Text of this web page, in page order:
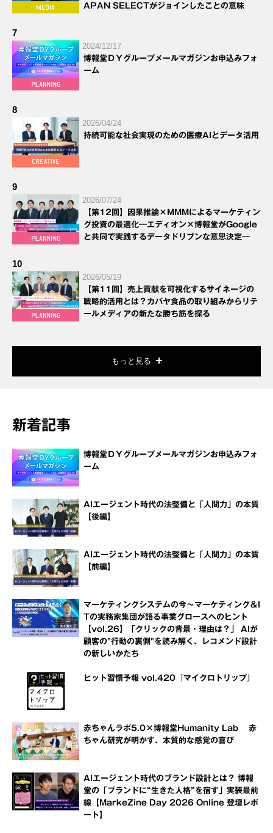
APAN SELECTがジョインしたことの意味
7
2024/12/17
博報堂ＤＹグループメールマガジンお申込みフォ
ーム
8
2026/04/24
持続可能な社会実現のための医療AIとデータ活用
9
2026/07/24
【第12回】因果推論×MMMによるマーケティン
グ投資の最適化―エディオン×博報堂がGoogle
と共同で実践するデータドリブンな意思決定―
10
2026/05/19
【第11回】売上貢献を可視化するサイネージの
戦略的活用とは？カバヤ食品の取り組みからリテ
ールメディアの新たな勝ち筋を探る
もっと見る
新着記事
博報堂ＤＹグループメールマガジンお申込みフォ
ーム
AIエージェント時代の法整備と「人間力」の本質
【後編】
AIエージェント時代の法整備と「人間力」の本質
【前編】
マーケティングシステムの今～マーケティング＆I
Tの実務家集団が語る事業グロースへのヒント
【vol.26】「クリックの背景・理由は？」 AIが
顧客の"行動の裏側"を読み解く、レコメンド設計
の新しいかたち
ヒット習慣予報 vol.420『マイクロトリップ』
赤ちゃんラボ5.0×博報堂Humanity Lab 赤
ちゃん研究が明かす、本質的な感覚の喜び
AIエージェント時代のブランド設計とは？ 博報
堂の「ブランドに“生きた人格”を宿す」実装最前
線【MarkeZine Day 2026 Online 登壇レポ
ート】